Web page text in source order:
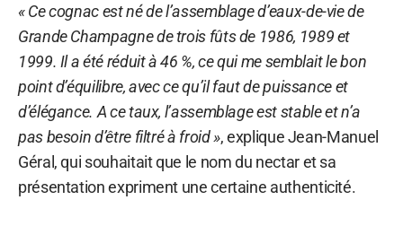
« Ce cognac est né de l’assemblage d’eaux-de-vie de
Grande Champagne de trois fûts de 1986, 1989 et
1999. Il a été réduit à 46 %, ce qui me semblait le bon
point d’équilibre, avec ce qu’il faut de puissance et
d’élégance. A ce taux, l’assemblage est stable et n’a
pas besoin d’être filtré à froid », explique Jean-Manuel
Géral, qui souhaitait que le nom du nectar et sa
présentation expriment une certaine authenticité.